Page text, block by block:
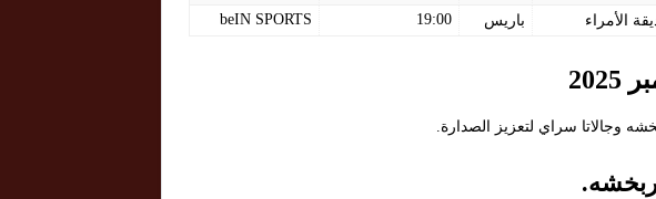
الأمراء باريس 19:00
beIN SPORTS
وجالاتا سراي لتعزيز الصدارة.